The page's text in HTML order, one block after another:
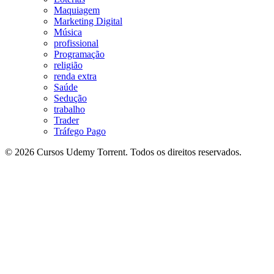
Maquiagem
Marketing Digital
Música
profissional
Programação
religião
renda extra
Saúde
Sedução
trabalho
Trader
Tráfego Pago
© 2026 Cursos Udemy Torrent. Todos os direitos reservados.